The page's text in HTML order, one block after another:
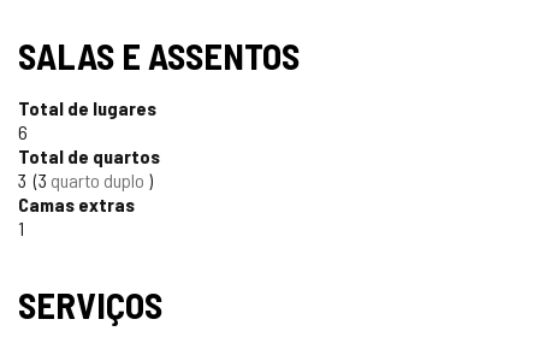
SALAS E ASSENTOS
Total de lugares
6
Total de quartos
3 3 quarto duplo
Camas extras
1
SERVIÇOS